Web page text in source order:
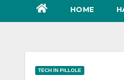
HOME
TECH IN PILLOLE